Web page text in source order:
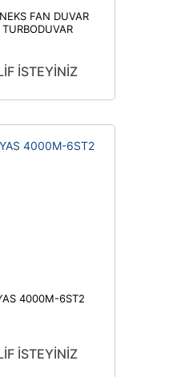
FAN DUVAR
TURBODUVAR
D
İSTEYİNİZ
4000M-6ST2
İSTEYİNİZ